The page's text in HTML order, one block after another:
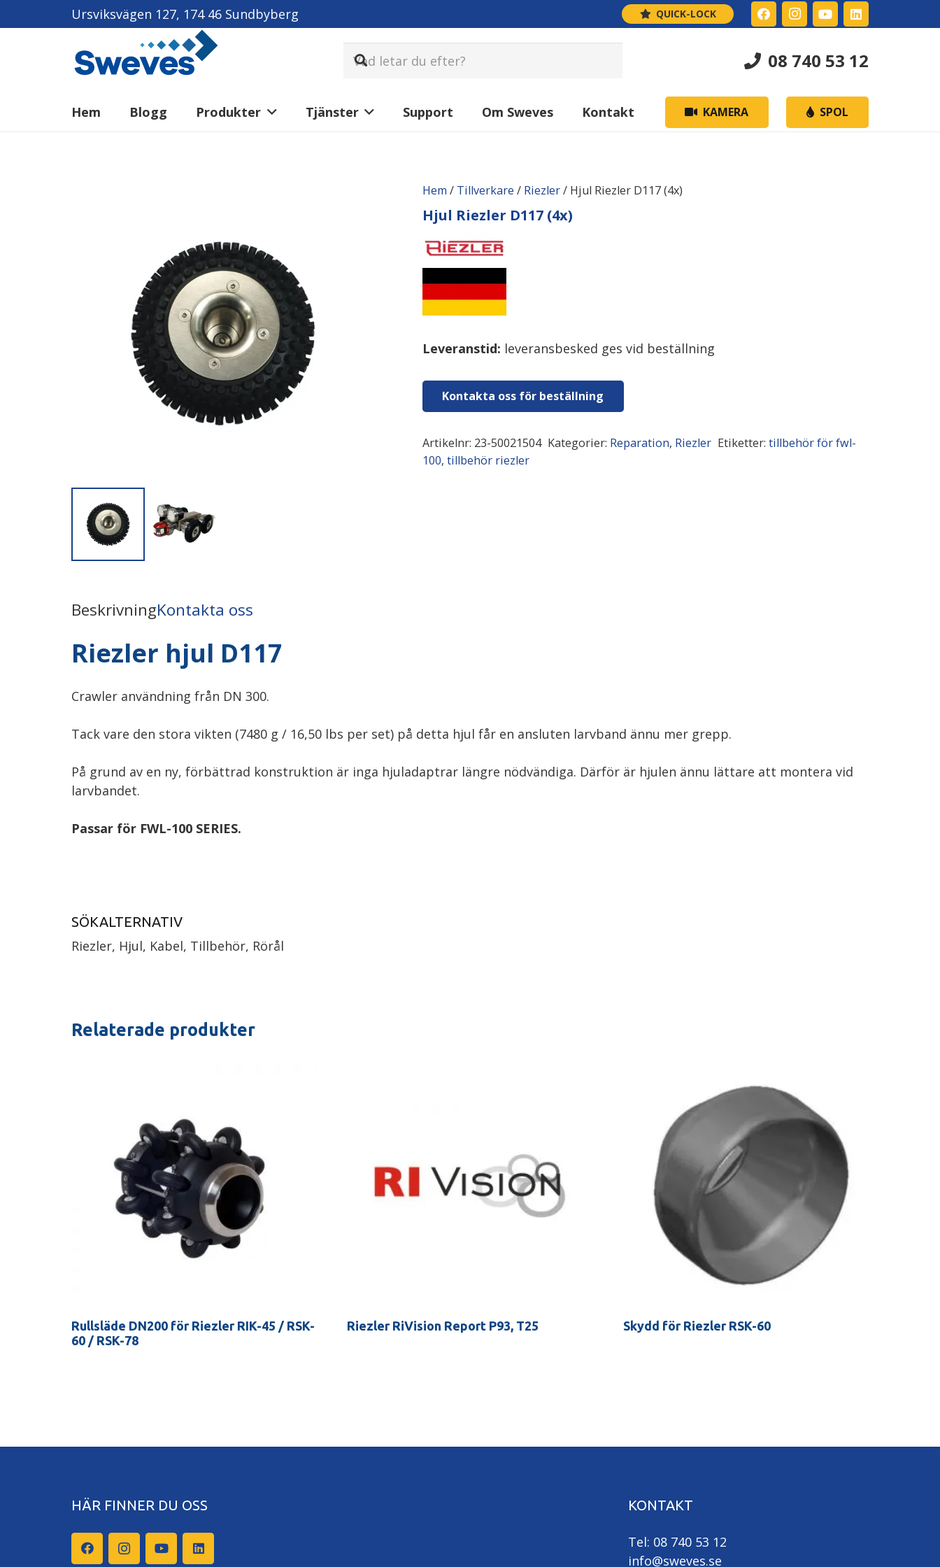
Ursviksvägen 127, 174 46 Sundbyberg QUICK-LOCK
08 740 53 12
Hem Blogg Produkter Tjänster Support Om Sweves Kontakt KAMERA SPOL
Hem / Tillverkare / Riezler/ Hjul Riezler D117 (4x)
Hjul Riezler D117 (4x)
Leveranstid: leveransbesked ges vid beställning
Kontakta oss för beställning
Artikelnr: 23-50021504 Kategorier: Reparation, Riezler Etiketter:tillbehör för fwl-
100, tillbehör riezler
BeskrivningKontakta oss
Riezler hjul D117
Crawler användning från DN 300.
Tack vare den stora vikten (7480 g / 16,50 lbs per set) på detta hjul får en ansluten larvband ännu mer grepp.
På grund av en ny, förbättrad konstruktion är inga hjuladaptrar längre nödvändiga. Därför är hjulen ännu lättare att montera vid
larvbandet.
Passar för FWL-100 SERIES.
SÖKALTERNATIV
Riezler, Hjul, Kabel, Tillbehör, Rörål
Relaterade produkter
Rullsläde DN200 för Riezler RIK-45 / RSK-
60 / RSK-78
Riezler RiVision Report P93, T25 Skydd för Riezler RSK-60
HÄR FINNER DU OSS KONTAKT
Tel: 08 740 53 12
info@sweves.se